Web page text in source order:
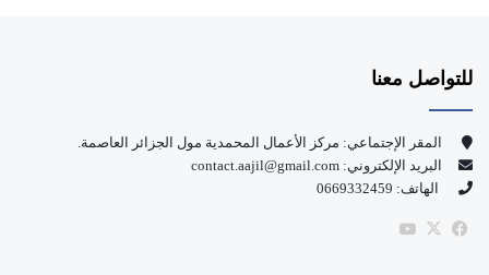
و
ك
للتواصل معنا
المقر الإجتماعي: مركز الأعمال المحمدية مول الجزائر العاصمة.
البريد الإلكتروني: contact.aajil@gmail.com
الهاتف: 0669332459
فيسبوك
‫X